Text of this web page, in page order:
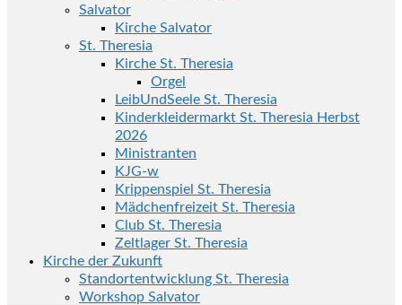
Salvator
Kirche Salvator
St. Theresia
Kirche St. Theresia
Orgel
LeibUndSeele St. Theresia
Kinderkleidermarkt St. Theresia Herbst
2026
Ministranten
KJG-w
Krippenspiel St. Theresia
Mädchenfreizeit St. Theresia
Club St. Theresia
Zeltlager St. Theresia
Kirche der Zukunft
Standortentwicklung St. Theresia
Workshop Salvator